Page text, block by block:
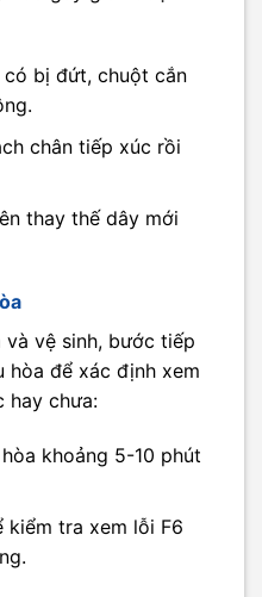
bị đứt, chuột cắn
chân tiếp xúc rồi
thay thế dây mới
vệ sinh, bước tiếp
hòa để xác định xem
hay chưa:
khoảng 5-10 phút
kiểm tra xem lỗi F6